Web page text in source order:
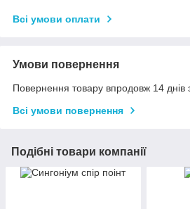
Всі умови оплати
Умови повернення
Повернення товару впродовж 14 днів
Всі умови повернення
Подібні товари компанії